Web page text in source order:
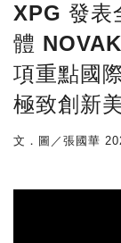
XPG 發表
體
項重點國
極致創新
文．圖／張國華